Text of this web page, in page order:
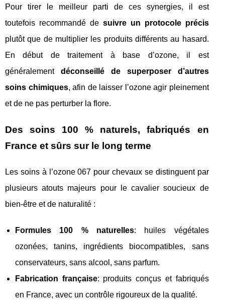
Pour tirer le meilleur parti de ces synergies, il est
toutefois recommandé de suivre un protocole précis
plutôt que de multiplier les produits différents au hasard.
En début de traitement à base d’ozone, il est
généralement déconseillé de superposer d’autres
soins chimiques, afin de laisser l’ozone agir pleinement
et de ne pas perturber la flore.
Des soins 100 % naturels, fabriqués en
France et sûrs sur le long terme
Les soins à l’ozone 067 pour chevaux se distinguent par
plusieurs atouts majeurs pour le cavalier soucieux de
bien‑être et de naturalité :
Formules 100 % naturelles: huiles végétales
ozonées, tanins, ingrédients biocompatibles, sans
conservateurs, sans alcool, sans parfum.
Fabrication française: produits conçus et fabriqués
en France, avec un contrôle rigoureux de la qualité.